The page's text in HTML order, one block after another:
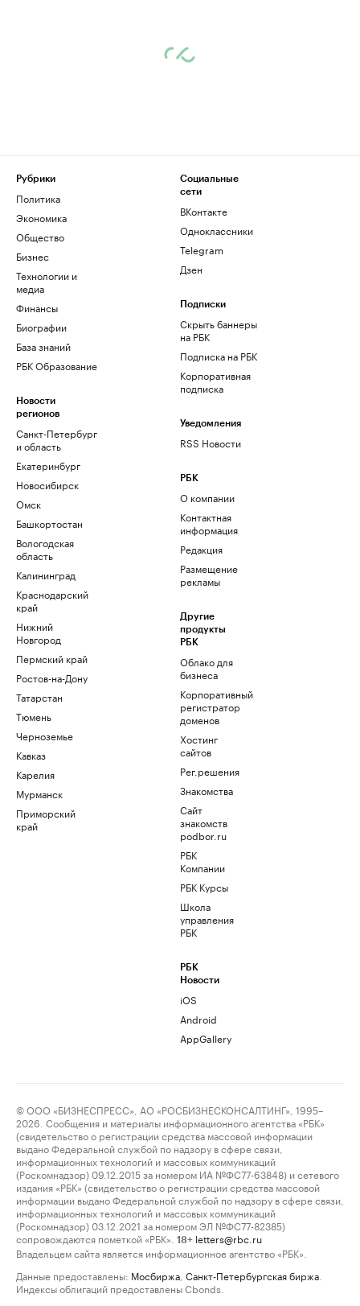
Рубрики
Политика
Экономика
Общество
Бизнес
Технологии и
медиа
Финансы
Биографии
База знаний
РБК Образование
Новости
регионов
Санкт-Петербург
и область
Екатеринбург
Новосибирск
Омск
Башкортостан
Вологодская
область
Калининград
Краснодарский
край
Нижний
Новгород
Пермский край
Ростов-на-Дону
Татарстан
Тюмень
Черноземье
Кавказ
Карелия
Мурманск
Приморский
край
Социальные
сети
ВКонтакте
Одноклассники
Telegram
Дзен
Подписки
Скрыть баннеры
на РБК
Подписка на РБК
Корпоративная
подписка
Уведомления
RSS Новости
РБК
О компании
Контактная
информация
Редакция
Размещение
рекламы
Другие
продукты
РБК
Облако для
бизнеса
Корпоративный
регистратор
доменов
Хостинг
сайтов
Рег.решения
Знакомства
Сайт
знакомств
podbor.ru
РБК
Компании
РБК Курсы
Школа
управления
РБК
РБК
Новости
iOS
Android
AppGallery
© ООО «БИЗНЕСПРЕСС», АО «РОСБИЗНЕСКОНСАЛТИНГ», 1995–
2026. Сообщения и материалы информационного агентства «РБК»
(свидетельство о регистрации средства массовой информации
выдано Федеральной службой по надзору в сфере связи,
информационных технологий и массовых коммуникаций
(Роскомнадзор) 09.12.2015 за номером ИА №ФС77-63848) и сетевого
издания «РБК» (свидетельство о регистрации средства массовой
информации выдано Федеральной службой по надзору в сфере связи,
информационных технологий и массовых коммуникаций
(Роскомнадзор) 03.12.2021 за номером ЭЛ №ФС77-82385)
сопровождаются пометкой «РБК».
18+ letters@rbc.ru
Владельцем сайта является информационное агентство «РБК».
Данные предоставлены: Мосбиржа Санкт-Петербургская биржа
Индексы облигаций предоставлены Cbonds.